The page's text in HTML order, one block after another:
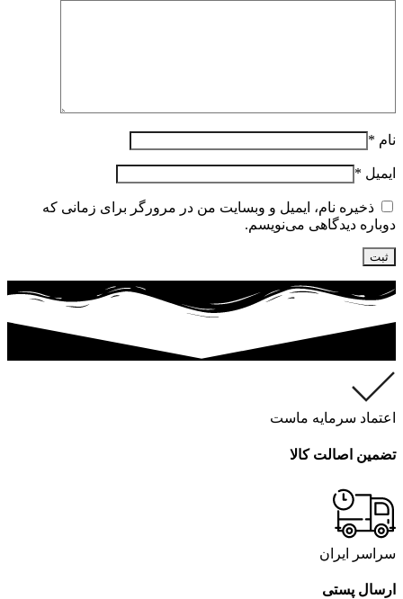
نام *
ایمیل *
ذخیره نام، ایمیل و وبسایت من در مرورگر برای زمانی که
دوباره دیدگاهی می‌نویسم.
اعتماد سرمایه ماست
تضمین اصالت کالا
سراسر ایران
ارسال پستی